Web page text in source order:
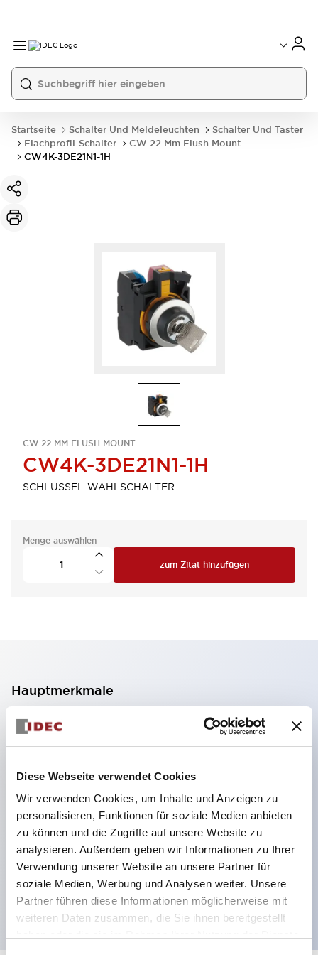
Diese Webseite verwendet Cookies
Wir verwenden Cookies, um Inhalte und Anzeigen zu
personalisieren, Funktionen für soziale Medien anbieten
zu können und die Zugriffe auf unsere Website zu
analysieren. Außerdem geben wir Informationen zu Ihrer
Verwendung unserer Website an unsere Partner für
soziale Medien, Werbung und Analysen weiter. Unsere
Partner führen diese Informationen möglicherweise mit
weiteren Daten zusammen, die Sie ihnen bereitgestellt
Startseite Schalter Und Meldeleuchten
Schalter Und Taster
Flachprofil-Schalter
CW 22 Mm Flush Mount
CW4K-3DE21N1-1H
CW 22 MM FLUSH MOUNT
CW4K-3DE21N1-1H
SCHLÜSSEL-WÄHLSCHALTER
Menge auswählen
zum Zitat hinzufügen
Hauptmerkmale
2-Kontakt-Block mit 2 Stufen, ermöglicht eine 4-
Kontakt-Konfiguration (Gewährleistung der
Isolierung zwischen den 2 Kontakten).
59,9 mm (※ 22-stufiger Kontaktblock).
Platzsparendes Design möglich.
Sicherheitsstruktur der 3. Generation: 2-Aktions-
Freisetzung, integrierter Schutz, IP20-
Fingerschutzstruktur